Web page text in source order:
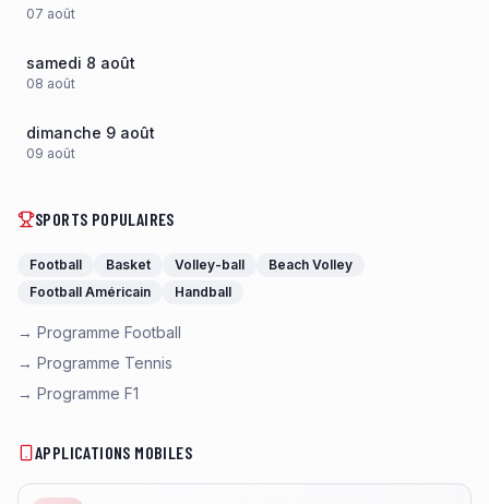
07 août
samedi 8 août
08 août
dimanche 9 août
09 août
SPORTS POPULAIRES
Football Basket Volley-ball
Beach Volley
Football Américain
Handball
→ Programme Football
→ Programme Tennis
→ Programme F1
APPLICATIONS MOBILES